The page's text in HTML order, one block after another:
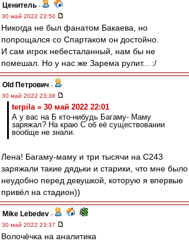
Ценитель -
30 май 2022 23:50
Никогда не был фанатом Бакаева, но
попрощался со Спартаком он достойно.
И сам игрок небесталанный, нам бы не
помешал. Но у нас же Зарема рулит... :/
Old Петрович -
30 май 2022 23:38
terpila » 30 май 2022 22:01
А у вас на Б кто-нибудь Багаму- Маму
заряжал? На краю С об её существовании
вообще не знали.
Лена! Багаму-маму и три тысячи на С243
заряжали такие дядьки и старики, что мне было
неудобно перед девушкой, которую я впервые
привёл на стадион))
Mike Lebedev -
30 май 2022 23:37
Волочёчка на аналитика